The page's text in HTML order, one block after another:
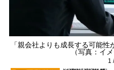
「親会社よりも成長する可能
（写真：イ
1